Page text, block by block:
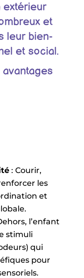
extérieur
et
leur bien-
et social.
: Courir,
les
et
l’enfant
stimuli
qui
pour